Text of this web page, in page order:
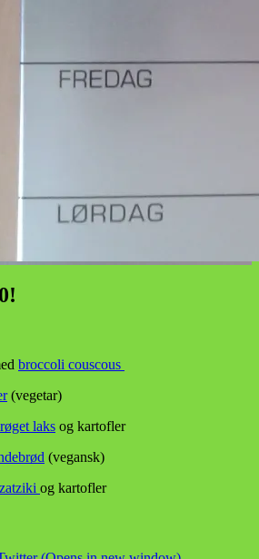
broccoli couscous
(vegetar)
laks og kartofler
(vegansk)
og kartofler